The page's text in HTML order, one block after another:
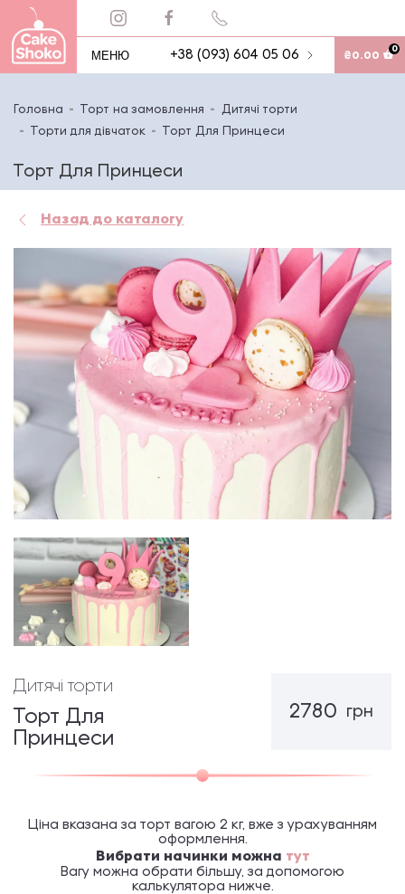
МЕНЮ +38 (093) 604 05 06 ₴0.00 0
Головна Торт на замовлення
Дитячі торти
Торти для дівчаток
Торт Для Принцеси
Торт Для Принцеси
Назад до каталогу
Дитячі торти
Торт Для
Принцеси
2780 грн
Ціна вказана за торт вагою 2 кг, вже з урахуванням
оформлення.
Вибрати начинки можна тут
Вагу можна обрати більшу, за допомогою
калькулятора нижче.